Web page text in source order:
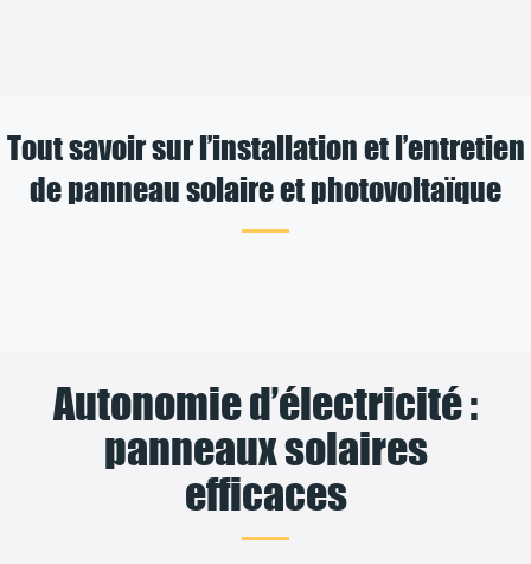
Tout savoir sur l’installation et l’entretien
de panneau solaire et photovoltaïque
Autonomie d’électricité :
panneaux solaires
efficaces